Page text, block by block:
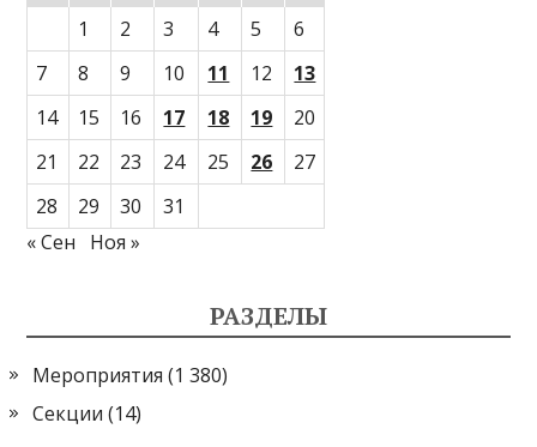
1
2 3 4 5
6
7
8 9 10 11 12
13
14
15 16 17 18 19
20
21
22 23 24 25 26
27
28
29 30
31
« Сен
Ноя »
РАЗДЕЛЫ
Мероприятия (1 380)
Секции (14)